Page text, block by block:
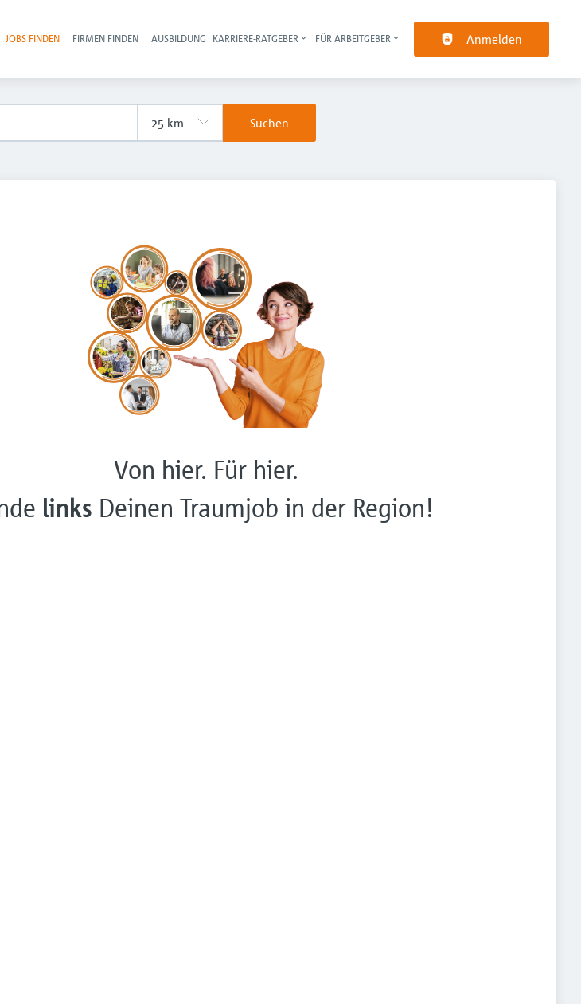
Haupt-Navigation
JOBS FINDEN FIRMEN FINDEN AUSBILDUNG KARRIERE-RATGEBER FÜR ARBEITGEBER Anmelden
Suchen
Von hier. Für hier.
links Deinen Traumjob in der Region!